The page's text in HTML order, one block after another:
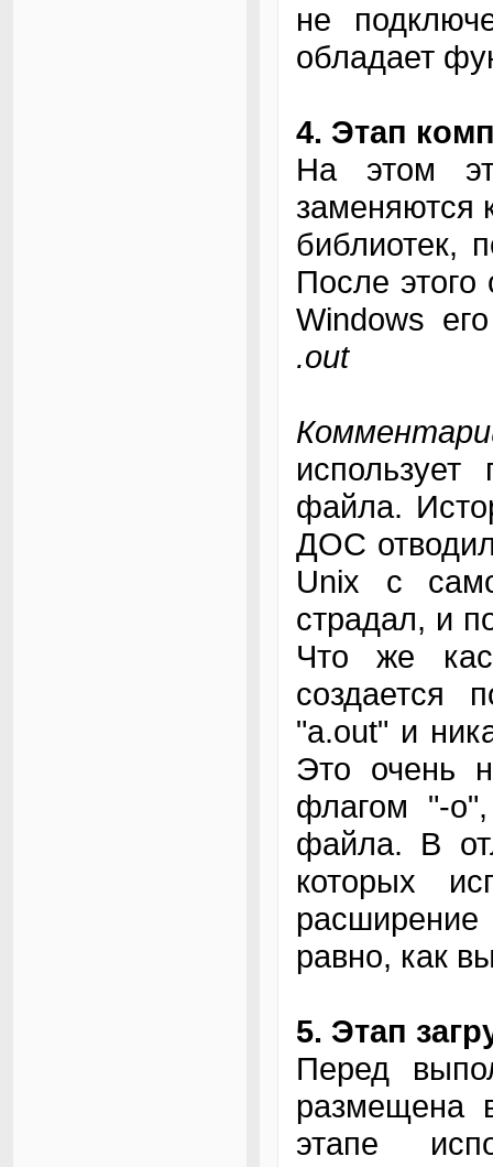
не
обладает
4. Этап
На этом
заменяются
библиотек,
После этого
Windows
.out
файла.
ДОС
Unix с
страдал, и
Что же
создается
"a.out" и
Это очень
флагом "-
файла. В
которых
равно, как
5. Этап
Перед
размещена
этапе